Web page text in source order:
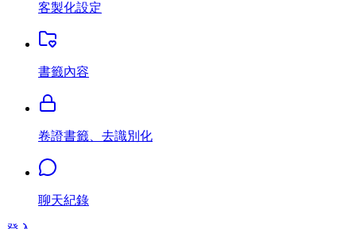
客製化設定
書籤內容
卷證書籤、去識別化
聊天紀錄